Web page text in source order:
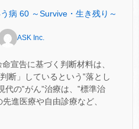
病 60 ～Survive・生き残り～
ASK Inc.
宣告に基づく判断材料は、
断」しているという‟落とし
の‟がん”治療は、‟標準治
進医療や自由診療など、